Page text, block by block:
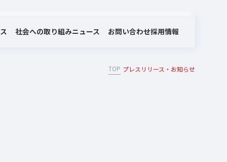
MOTEX/LANSCOPEのあゆみ
社会への取り組みニュース お問い合わせ採用情報
TOP プレスリリース・お知らせ